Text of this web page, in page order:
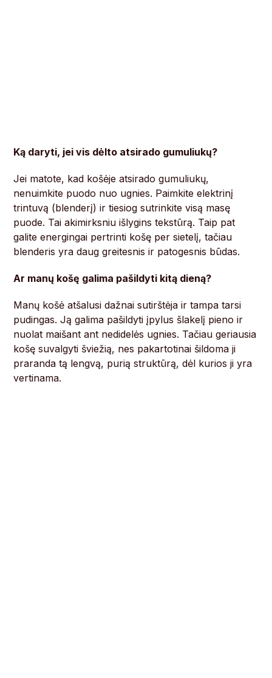
Ką daryti, jei vis dėlto atsirado gumuliukų?
Jei matote, kad košėje atsirado gumuliukų,
nenuimkite puodo nuo ugnies. Paimkite elektrinį
trintuvą (blenderį) ir tiesiog sutrinkite visą masę
puode. Tai akimirksniu išlygins tekstūrą. Taip pat
galite energingai pertrinti košę per sietelį, tačiau
blenderis yra daug greitesnis ir patogesnis būdas.
Ar manų košę galima pašildyti kitą dieną?
Manų košė atšalusi dažnai sutirštėja ir tampa tarsi
pudingas. Ją galima pašildyti įpylus šlakelį pieno ir
nuolat maišant ant nedidelės ugnies. Tačiau geriausia
košę suvalgyti šviežią, nes pakartotinai šildoma ji
praranda tą lengvą, purią struktūrą, dėl kurios ji yra
vertinama.